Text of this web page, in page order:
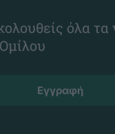
όλα τα